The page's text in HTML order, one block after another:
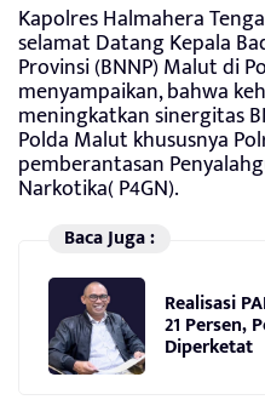
Kapolres Halmahera
selamat Datang Kepala
Provinsi (BNNP) Malut di
menyampaikan, bahwa
meningkatkan sinergitas
Polda Malut khususnya
pemberantasan
Narkotika( P4GN).
Baca Juga :
Realisasi
21 Persen,
Diperketat